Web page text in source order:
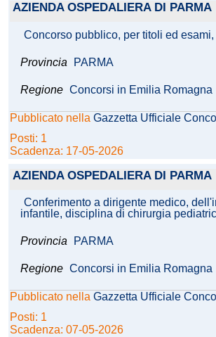
AZIENDA OSPEDALIERA DI PARMA
Concorso pubblico, per titoli ed
Provincia PARMA
Regione Concorsi in Emilia Romagna
Pubblicato nella Gazzetta Ufficiale
Posti: 1
Scadenza: 17-05-2026
AZIENDA OSPEDALIERA DI PARMA
Conferimento a dirigente medico,
infantile, disciplina di chirurgia
Provincia PARMA
Regione Concorsi in Emilia Romagna
Pubblicato nella Gazzetta Ufficiale
Posti: 1
Scadenza: 07-05-2026